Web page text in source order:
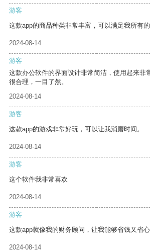
游客
这款app的商品种类非常丰富，可以满足我所有的
2024-08-14
游客
这款办公软件的界面设计非常简洁，使用起来非
很合理，一目了然。
2024-08-14
游客
这款app的游戏非常好玩，可以让我消磨时间。
2024-08-14
游客
这个软件我非常喜欢
2024-08-14
游客
这款app就像我的财务顾问，让我能够省钱又省心
2024-08-14